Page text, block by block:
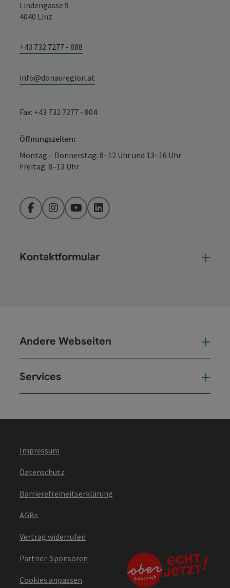
Lindengasse 9
4040 Linz
+43 732 7277 - 888
info@donauregion.at
Fax: +43 732 7277 - 804
Öffnungszeiten:
Montag – Donnerstag: 8–12 Uhr und 13–16 Uhr
Freitag: 8–13 Uhr
FacebookInstagramYouTubeLinkedIn
Kontaktformular
Andere Webseiten
Services
Impressum
Datenschutz
Barrierefreiheitserklärung
AGBs
Vertrag widerrufen
Partner-Sponsoren
Cookies anpassen